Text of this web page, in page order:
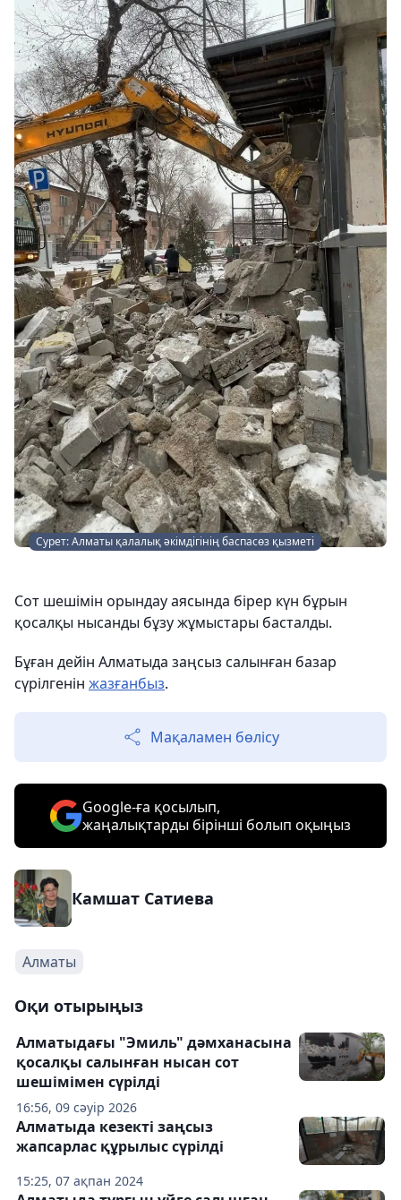
Сурет: Алматы қалалық әкімдігінің баспасөз қызметі
Сот шешімін орындау аясында бірер күн бұрын
қосалқы нысанды бұзу жұмыстары басталды.
Бұған дейін Алматыда заңсыз салынған базар
сүрілгенін жазғанбыз.
Мақаламен бөлісу
Google-ға қосылып,
жаңалықтарды бірінші болып оқыңыз
Камшат Сатиева
Алматы
Оқи отырыңыз
16:56, 09 сәуір 2026
Алматыдағы "Эмиль" дәмханасына
қосалқы салынған нысан сот
шешімімен сүрілді
15:25, 07 ақпан 2024
Алматыда кезекті заңсыз
жапсарлас құрылыс сүрілді